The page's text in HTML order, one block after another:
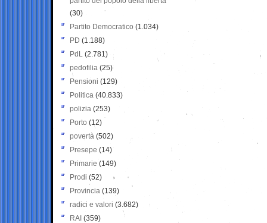
(30)
Partito Democratico (1.034)
PD (1.188)
PdL (2.781)
pedofilia (25)
Pensioni (129)
Politica (40.833)
polizia (253)
Porto (12)
povertà (502)
Presepe (14)
Primarie (149)
Prodi (52)
Provincia (139)
radici e valori (3.682)
RAI (359)